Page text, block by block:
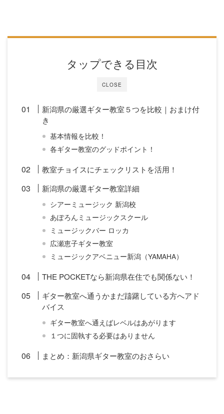
CLOSE
タップできる目次
新潟県の厳選ギター教室５つを比較｜おまけ付
き
基本情報を比較！
各ギター教室のグッドポイント！
教室チョイスにチェックリストを活用！
新潟県の厳選ギター教室詳細
シアーミュージック 新潟校
あぽろんミュージックスクール
ミュージックバー ロッカ
広瀬恵子ギター教室
ミュージックアベニュー新潟（YAMAHA）
THE POCKETなら新潟県在住でも関係ない！
ギター教室へ通うかまだ躊躇している方へアド
バイス
ギター教室へ通えばレベルはあがります
１つに固執する必要はありません
まとめ：新潟県ギター教室のおさらい